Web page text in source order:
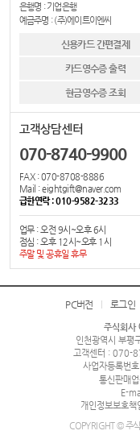
은행명 : 기업은행
예금주명 : (주)에이트이엔씨
신용카드 간편결제
카드영수증 출력
현금영수증 조회
고객상담센터
070-8740-9900
FAX : 070-8708-8886
Mail : eightgift@naver.com
급한연락 : 010-9582-3233
업무 : 오전 9시~오후 6시
점심 : 오후 12시~오후 1시
주말 및 공휴일 휴무
PC버전 로그인
주식회사
인천광역시 부평
고객센터 : 070-
사업자등록번
통신판매
E-
개인정보보호
COPYRIGHT © 주